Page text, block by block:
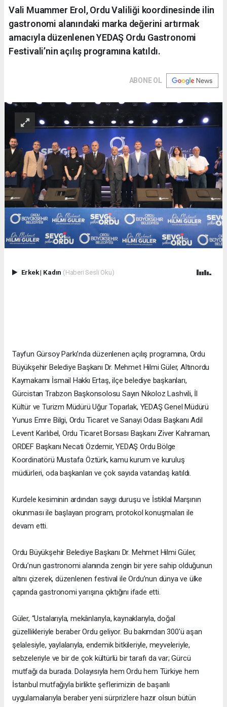
Vali Muammer Erol, Ordu Valiliği koordinesinde ilin
gastronomi alanındaki marka değerini artırmak
amacıyla düzenlenen YEDAŞ Ordu Gastronomi
Festivali’nin açılış programına katıldı.
ABONE OL
Erkek| Kadın (Haberi Sesli Oku)
Tayfun Gürsoy Parkı’nda düzenlenen açılış programına, Ordu
Büyükşehir Belediye Başkanı Dr. Mehmet Hilmi Güler, Altınordu
Kaymakamı İsmail Hakkı Ertaş, ilçe belediye başkanları,
Gürcistan Trabzon Başkonsolosu Sayın Nikoloz Lashvili, İl
Kültür ve Turizm Müdürü Uğur Toparlak, YEDAŞ Genel Müdürü
Yunus Emre Bilgi, Ordu Ticaret ve Sanayi Odası Başkanı Adil
Levent Karlıbel, Ordu Ticaret Borsası Başkanı Ziver Kahraman,
ORDEF Başkanı Necati Özdemir, YEDAŞ Ordu Bölge
Koordinatörü Mustafa Öztürk, kamu kurum ve kuruluş
müdürleri, oda başkanları ve çok sayıda vatandaş katıldı.
Kurdele kesiminin ardından saygı duruşu ve İstiklal Marşının
okunması ile başlayan program, protokol konuşmaları ile
devam etti.
Ordu Büyükşehir Belediye Başkanı Dr. Mehmet Hilmi Güler,
Ordu’nun gastronomi alanında zengin bir yere sahip olduğunun
altını çizerek, düzenlenen festival ile Ordu’nun dünya ve ülke
çapında gastronomi yarışına çıktığını ifade etti.
Güler, “Ustalarıyla, mekânlarıyla, kaynaklarıyla, doğal
güzellikleriyle beraber Ordu geliyor. Bu bakımdan 300'ü aşan
şelalesiyle, yaylalarıyla, endemik bitkileriyle, meyveleriyle,
sebzeleriyle ve bir de çok kültürlü bir tarafı da var; Gürcü
mutfağı da burada. Dolayısıyla hem Ordu hem Türkiye hem
İstanbul mutfağıyla birlikte şeflerimizin de başarılı
uygulamalarıyla beraber yeni sürprizlere hazır olsun bütün